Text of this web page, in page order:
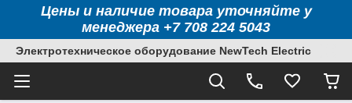
Цены и наличие товара уточняйте у
менеджера +7 708 224 5043
Электротехническое оборудование NewTech Electric